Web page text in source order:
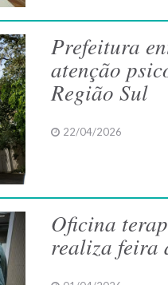
Prefeitura
atenção
Região Sul
22/04/2026
Oficina
realiza feira